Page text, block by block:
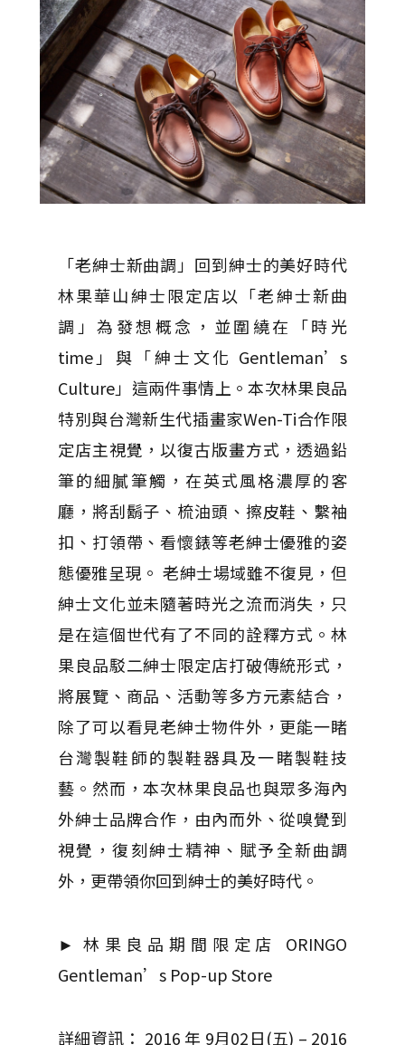
「老紳士新曲調」回到紳士的美好時代
林果華山紳士限定店以「老紳士新曲
調」為發想概念，並圍繞在「時光
time」與「紳士文化 Gentleman’s
Culture」這兩件事情上。本次林果良品
特別與台灣新生代插畫家Wen-Ti合作限
定店主視覺，以復古版畫方式，透過鉛
筆的細膩筆觸，在英式風格濃厚的客
廳，將刮鬍子、梳油頭、擦皮鞋、繫袖
扣、打領帶、看懷錶等老紳士優雅的姿
態優雅呈現。 老紳士場域雖不復見，但
紳士文化並未隨著時光之流而消失，只
是在這個世代有了不同的詮釋方式。林
果良品駁二紳士限定店打破傳統形式，
將展覽、商品、活動等多方元素結合，
除了可以看見老紳士物件外，更能一睹
台灣製鞋師的製鞋器具及一睹製鞋技
藝。然而，本次林果良品也與眾多海內
外紳士品牌合作，由內而外、從嗅覺到
視覺，復刻紳士精神、賦予全新曲調
外，更帶領你回到紳士的美好時代。
► 林果良品期間限定店 ORINGO
Gentleman’s Pop-up Store
詳細資訊： 2016 年 9月02日(五) – 2016